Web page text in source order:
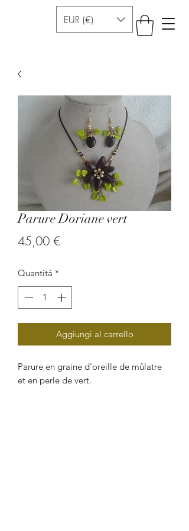
EUR (€)
Parure Doriane vert
45,00 €Prezzo
Quantità *
Aggiungi al carrello
Parure en graine d'oreille de mûlatre
et en perle de vert.